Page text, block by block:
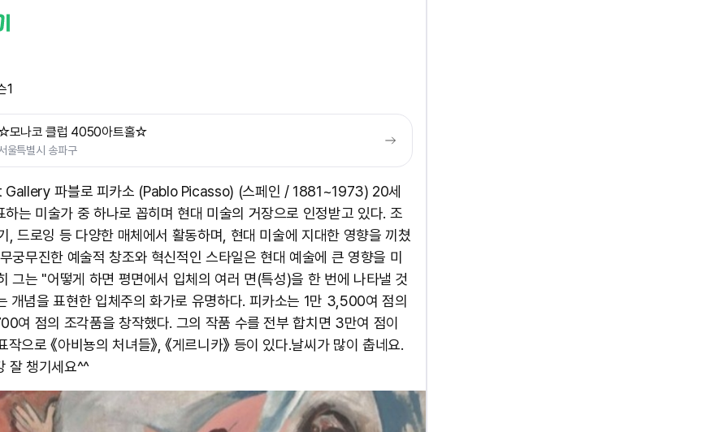
1
모나코 클럽 4050아트홀☆
울특별시 송파구
파블로 피카소 (Pablo Picasso) (스페인 / 1881~1973) 20세
하는 미술가 중 하나로 꼽히며 현대 미술의 거장으로 인정받고 있다. 조
, 드로잉 등 다양한 매체에서 활동하며, 현대 미술에 지대한 영향을 끼쳤
궁무진한 예술적 창조와 혁신적인 스타일은 현대 예술에 큰 영향을 미
그는 "어떻게 하면 평면에서 입체의 여러 면(특성)을 한 번에 나타낼 것
개념을 표현한 입체주의 화가로 유명하다. 피카소는 1만 3,500여 점의
여 점의 조각품을 창작했다. 그의 작품 수를 전부 합치면 3만여 점이
작으로 《아비뇽의 처녀들》, 《게르니카》 등이 있다. ​날씨가 많이 춥네요.
잘 챙기세요^^